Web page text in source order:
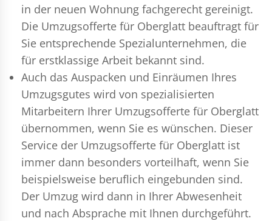
in der neuen Wohnung fachgerecht gereinigt.
Die Umzugsofferte für Oberglatt beauftragt für
Sie entsprechende Spezialunternehmen, die
für erstklassige Arbeit bekannt sind.
Auch das Auspacken und Einräumen Ihres
Umzugsgutes wird von spezialisierten
Mitarbeitern Ihrer Umzugsofferte für Oberglatt
übernommen, wenn Sie es wünschen. Dieser
Service der Umzugsofferte für Oberglatt ist
immer dann besonders vorteilhaft, wenn Sie
beispielsweise beruflich eingebunden sind.
Der Umzug wird dann in Ihrer Abwesenheit
und nach Absprache mit Ihnen durchgeführt.